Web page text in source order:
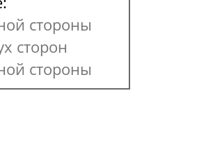
стороны
сторон
стороны